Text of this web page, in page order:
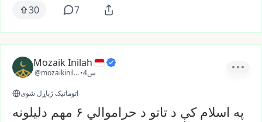
30 7
Mozaik Inilah
@mozaikinilah• 4س
اتوماتیک ژباړل شوی
په اسلام کې د تاتو د حراموالي ۶ مهم دلیلونه